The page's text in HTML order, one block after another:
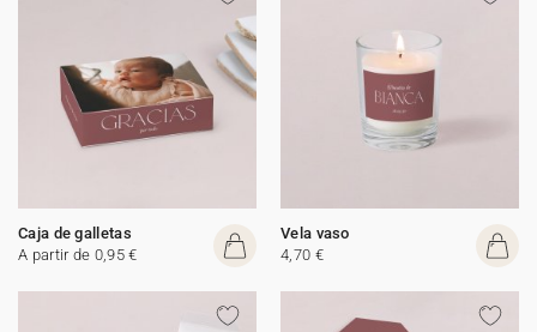
Caja de galletas
A partir de 0,95 €
Vela vaso
4,70 €